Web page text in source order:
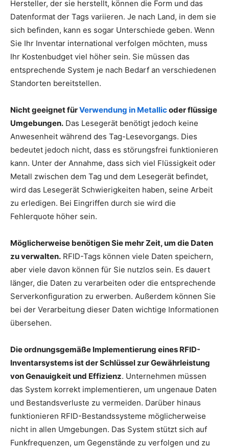
Hersteller, der sie herstellt, können die Form und das
Datenformat der Tags variieren. Je nach Land, in dem sie
sich befinden, kann es sogar Unterschiede geben. Wenn
Sie Ihr Inventar international verfolgen möchten, muss
Ihr Kostenbudget viel höher sein. Sie müssen das
entsprechende System je nach Bedarf an verschiedenen
Standorten bereitstellen.
Nicht geeignet fürVerwendung in Metallicoder flüssige
Umgebungen. Das Lesegerät benötigt jedoch keine
Anwesenheit während des Tag-Lesevorgangs. Dies
bedeutet jedoch nicht, dass es störungsfrei funktionieren
kann. Unter der Annahme, dass sich viel Flüssigkeit oder
Metall zwischen dem Tag und dem Lesegerät befindet,
wird das Lesegerät Schwierigkeiten haben, seine Arbeit
zu erledigen. Bei Eingriffen durch sie wird die
Fehlerquote höher sein.
Möglicherweise benötigen Sie mehr Zeit, um die Daten
zu verwalten. RFID-Tags können viele Daten speichern,
aber viele davon können für Sie nutzlos sein. Es dauert
länger, die Daten zu verarbeiten oder die entsprechende
Serverkonfiguration zu erwerben. Außerdem können Sie
bei der Verarbeitung dieser Daten wichtige Informationen
übersehen.
Die ordnungsgemäße Implementierung eines RFID-
Inventarsystems ist der Schlüssel zur Gewährleistung
von Genauigkeit und Effizienz. Unternehmen müssen
das System korrekt implementieren, um ungenaue Daten
und Bestandsverluste zu vermeiden. Darüber hinaus
funktionieren RFID-Bestandssysteme möglicherweise
nicht in allen Umgebungen. Das System stützt sich auf
Funkfrequenzen, um Gegenstände zu verfolgen und zu